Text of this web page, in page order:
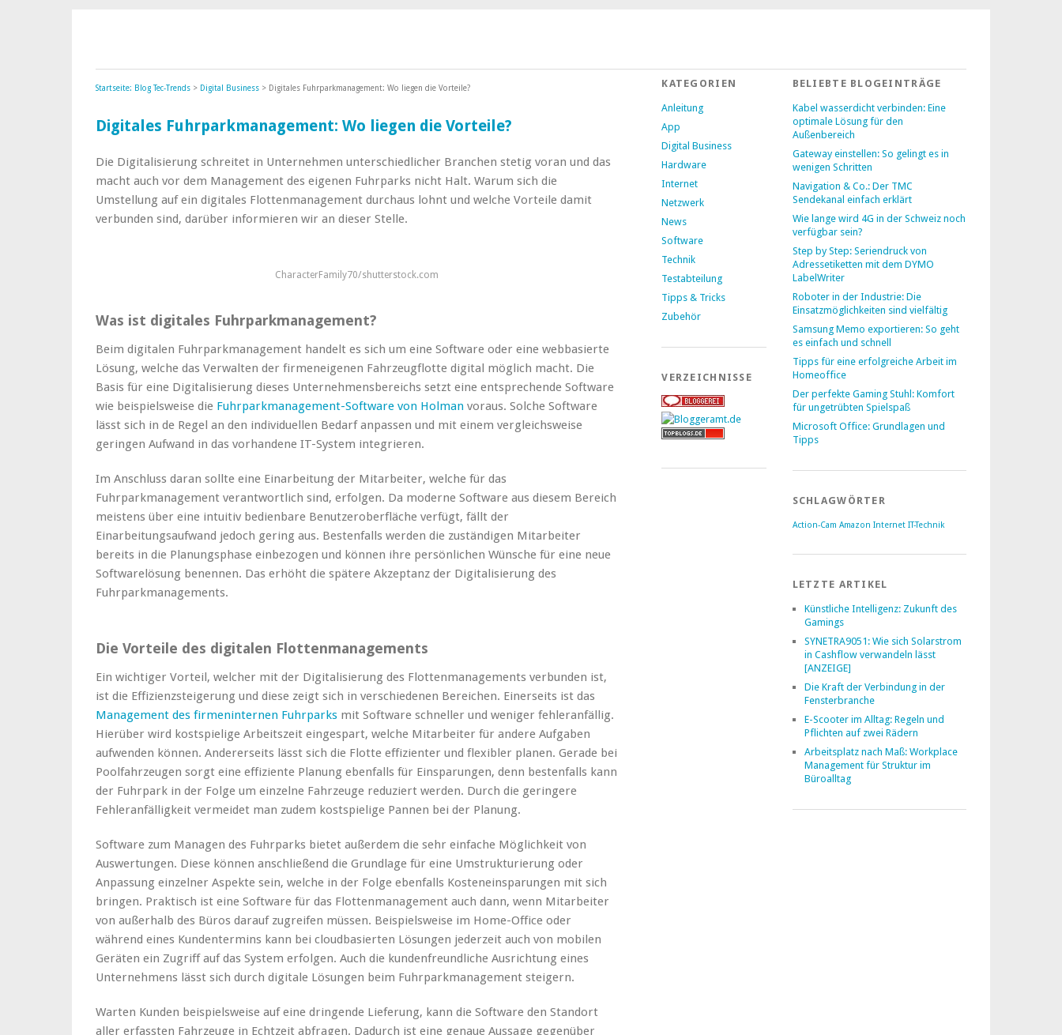
Startseite: Blog Tec-Trends > Digital Business > Digitales Fuhrparkmanagement: Wo liegen die Vorteile?
Digitales Fuhrparkmanagement: Wo liegen die Vorteile?
Die Digitalisierung schreitet in Unternehmen unterschiedlicher Branchen stetig voran und das
macht auch vor dem Management des eigenen Fuhrparks nicht Halt. Warum sich die
Umstellung auf ein digitales Flottenmanagement durchaus lohnt und welche Vorteile damit
verbunden sind, darüber informieren wir an dieser Stelle.
CharacterFamily70/shutterstock.com
Was ist digitales Fuhrparkmanagement?
Beim digitalen Fuhrparkmanagement handelt es sich um eine Software oder eine webbasierte
Lösung, welche das Verwalten der firmeneigenen Fahrzeugflotte digital möglich macht. Die
Basis für eine Digitalisierung dieses Unternehmensbereichs setzt eine entsprechende Software
wie beispielsweise die Fuhrparkmanagement-Software von Holman voraus. Solche Software
lässt sich in de Regel an den individuellen Bedarf anpassen und mit einem vergleichsweise
geringen Aufwand in das vorhandene IT-System integrieren.
Im Anschluss daran sollte eine Einarbeitung der Mitarbeiter, welche für das
Fuhrparkmanagement verantwortlich sind, erfolgen. Da moderne Software aus diesem Bereich
meistens über eine intuitiv bedienbare Benutzeroberfläche verfügt, fällt der
Einarbeitungsaufwand jedoch gering aus. Bestenfalls werden die zuständigen Mitarbeiter
bereits in die Planungsphase einbezogen und können ihre persönlichen Wünsche für eine neue
Softwarelösung benennen. Das erhöht die spätere Akzeptanz der Digitalisierung des
Fuhrparkmanagements.
Die Vorteile des digitalen Flottenmanagements
Ein wichtiger Vorteil, welcher mit der Digitalisierung des Flottenmanagements verbunden ist,
ist die Effizienzsteigerung und diese zeigt sich in verschiedenen Bereichen. Einerseits ist das
Management des firmeninternen Fuhrparks mit Software schneller und weniger fehleranfällig.
Hierüber wird kostspielige Arbeitszeit eingespart, welche Mitarbeiter für andere Aufgaben
aufwenden können. Andererseits lässt sich die Flotte effizienter und flexibler planen. Gerade bei
Poolfahrzeugen sorgt eine effiziente Planung ebenfalls für Einsparungen, denn bestenfalls kann
der Fuhrpark in der Folge um einzelne Fahrzeuge reduziert werden. Durch die geringere
Fehleranfälligkeit vermeidet man zudem kostspielige Pannen bei der Planung.
Software zum Managen des Fuhrparks bietet außerdem die sehr einfache Möglichkeit von
Auswertungen. Diese können anschließend die Grundlage für eine Umstrukturierung oder
Anpassung einzelner Aspekte sein, welche in der Folge ebenfalls Kosteneinsparungen mit sich
bringen. Praktisch ist eine Software für das Flottenmanagement auch dann, wenn Mitarbeiter
von außerhalb des Büros darauf zugreifen müssen. Beispielsweise im Home-Office oder
während eines Kundentermins kann bei cloudbasierten Lösungen jederzeit auch von mobilen
Geräten ein Zugriff auf das System erfolgen. Auch die kundenfreundliche Ausrichtung eines
Unternehmens lässt sich durch digitale Lösungen beim Fuhrparkmanagement steigern.
Warten Kunden beispielsweise auf eine dringende Lieferung, kann die Software den Standort
aller erfassten Fahrzeuge in Echtzeit abfragen. Dadurch ist eine genaue Aussage gegenüber
KATEGORIEN
Anleitung
App
Digital Business
Hardware
Internet
Netzwerk
News
Software
Technik
Testabteilung
Tipps & Tricks
Zubehör
VERZEICHNISSE
BELIEBTE BLOGEINTRÄGE
Kabel wasserdicht verbinden: Eine
optimale Lösung für den
Außenbereich
Gateway einstellen: So gelingt es in
wenigen Schritten
Navigation & Co.: Der TMC
Sendekanal einfach erklärt
Wie lange wird 4G in der Schweiz noch
verfügbar sein?
Step by Step: Seriendruck von
Adressetiketten mit dem DYMO
LabelWriter
Roboter in der Industrie: Die
Einsatzmöglichkeiten sind vielfältig
Samsung Memo exportieren: So geht
es einfach und schnell
Tipps für eine erfolgreiche Arbeit im
Homeoffice
Der perfekte Gaming Stuhl: Komfort
für ungetrübten Spielspaß
Microsoft Office: Grundlagen und
Tipps
SCHLAGWÖRTER
Action-Cam Amazon Internet IT-Technik
LETZTE ARTIKEL
Künstliche Intelligenz: Zukunft des
Gamings
SYNETRA9051: Wie sich Solarstrom
in Cashflow verwandeln lässt
[ANZEIGE]
Die Kraft der Verbindung in der
Fensterbranche
E-Scooter im Alltag: Regeln und
Pflichten auf zwei Rädern
Arbeitsplatz nach Maß: Workplace
Management für Struktur im
Büroalltag